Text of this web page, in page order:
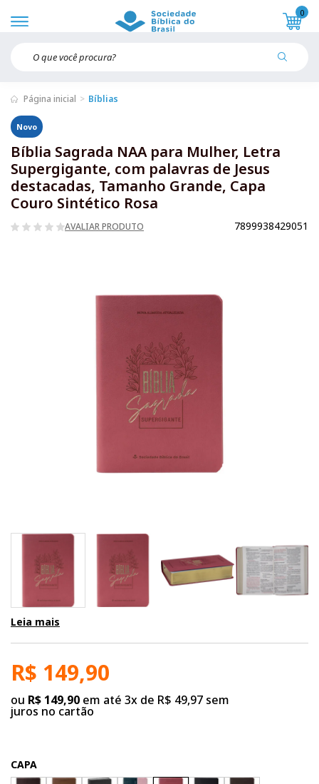
0
Página inicial Bíblias
Novo
Bíblia Sagrada NAA para Mulher, Letra
Supergigante, com palavras de Jesus
destacadas, Tamanho Grande, Capa
Couro Sintético Rosa
AVALIAR PRODUTO 7899938429051
Leia mais
R$ 149,90
ou R$ 149,90 em até 3x de R$ 49,97 sem
juros no cartão
CAPA